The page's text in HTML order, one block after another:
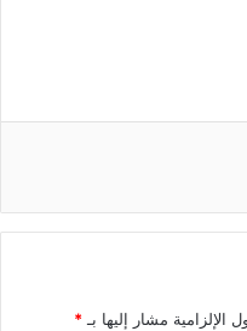
الإلزامية مشار إليها بـ*